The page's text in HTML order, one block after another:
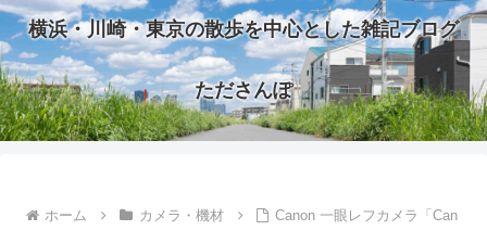
横浜・川崎・東京の散歩を中心とした雑記ブログ
たださんぽ
ホーム カメラ・機材
Canon 一眼レフカメラ「Can